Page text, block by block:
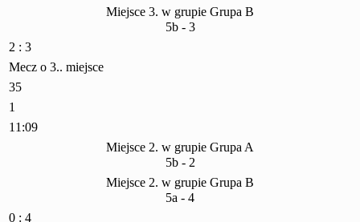
Miejsce 3. w grupie Grupa B
5b - 3
2 : 3
Mecz o 3.. miejsce
35
1
11:09
Miejsce 2. w grupie Grupa A
5b - 2
Miejsce 2. w grupie Grupa B
5a - 4
0 : 4